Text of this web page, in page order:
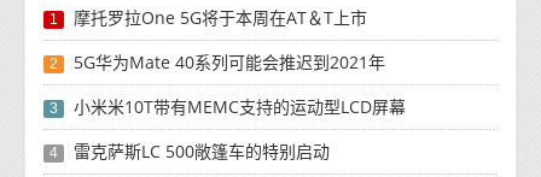
1 摩托罗拉One 5G将于本周在AT＆T上市
2 5G华为Mate 40系列可能会推迟到2021年
3 小米米10T带有MEMC支持的运动型LCD屏幕
4 雷克萨斯LC 500敞篷车的特别启动